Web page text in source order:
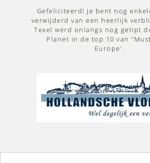
Gefeliciteerd! Je bent nog
verwijderd van een heerlijk
Texel werd onlangs nog getipt
Planet in de top 10 van
Europe’.